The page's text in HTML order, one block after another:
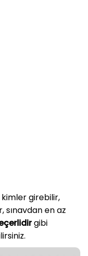
kimler girebilir,
sınavdan en az
gibi